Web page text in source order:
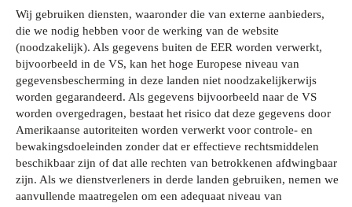
Klantenservice
MediaMarkt-Club
Business Solutions
Outlet
Telefoonabonnementen
Cadeaukaarten
MediaZine
Alle categorieën
Wij gebruiken diensten, waaronder die van externe aanbieders,
die we nodig hebben voor de werking van de website
(noodzakelijk). Als gegevens buiten de EER worden verwerkt,
bijvoorbeeld in de VS, kan het hoge Europese niveau van
gegevensbescherming in deze landen niet noodzakelijkerwijs
worden gegarandeerd. Als gegevens bijvoorbeeld naar de VS
worden overgedragen, bestaat het risico dat deze gegevens door
Amerikaanse autoriteiten worden verwerkt voor controle- en
bewakingsdoeleinden zonder dat er effectieve rechtsmiddelen
beschikbaar zijn of dat alle rechten van betrokkenen afdwingbaar
zijn. Als we dienstverleners in derde landen gebruiken, nemen we
aanvullende maatregelen om een adequaat niveau van